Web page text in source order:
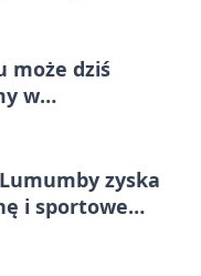
może dziś
w
zyska
i sportowe